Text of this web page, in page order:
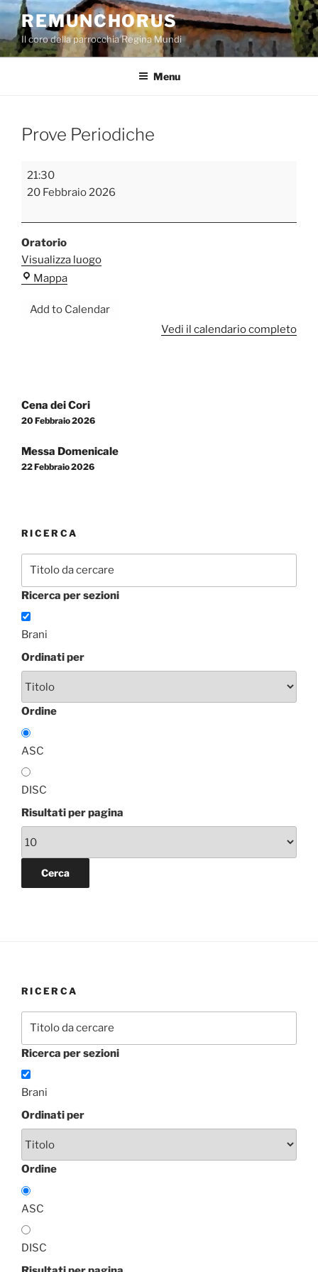
Salta
contenuto
REMUNCHORUS
Il coro della parrocchia Regina Mundi
Menu
Prove Periodiche
Prove
Periodiche
21:30
20 Febbraio 2026
Oratorio
Visualizza luogo
MappaOratorio
Add to Calendar
Vedi il calendario completo
articoli
Cena dei Cori
20 Febbraio 2026
Messa Domenicale
22 Febbraio 2026
RICERCA
Ricerca per sezioni
Brani
Ordinati per
Ordine
ASC
DISC
Risultati per pagina
RICERCA
Ricerca per sezioni
Brani
Ordinati per
Ordine
ASC
DISC